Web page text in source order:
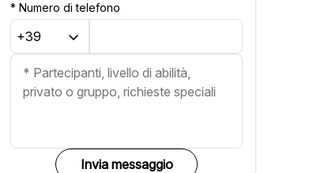
*Numero di telefono
Invia messaggio